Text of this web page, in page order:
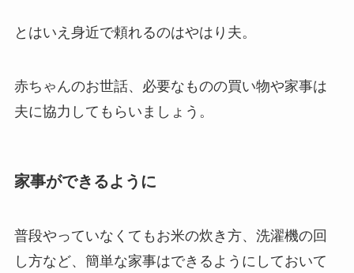
とはいえ身近で頼れるのはやはり夫。
赤ちゃんのお世話、必要なものの買い物や家事は
夫に協力してもらいましょう。
家事ができるように
普段やっていなくてもお米の炊き方、洗濯機の回
し方など、簡単な家事はできるようにしておいて